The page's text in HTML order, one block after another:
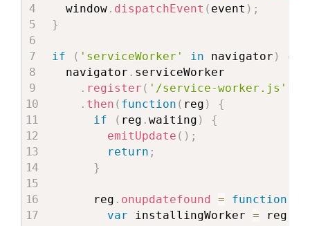
  window
. dispatchEvent ( event ) ;
}
if ( 'serviceWorker' in navigator )
{
  navigator
. serviceWorker
. register ( '/service-worker.js'
. then ( function ( reg )
{
if
( reg .waiting )
{
emitUpdate ( ) ;
return ;
}
      reg
. onupdatefound = function
var installingWorker = reg